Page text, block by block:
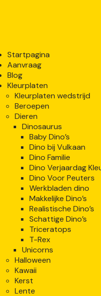
Startpagina
Aanvraag
Blog
Kleurplaten
Kleurplaten wedstrijd
Beroepen
Dieren
Dinosaurus
Baby Dino’s
Dino bij Vulkaan
Dino Familie
Dino Verjaardag
Dino Voor Peuters
Werkbladen dino
Makkelijke Dino’s
Realistische Dino’s
Schattige Dino’s
Triceratops
T-Rex
Unicorns
Halloween
Kawaii
Kerst
Lente